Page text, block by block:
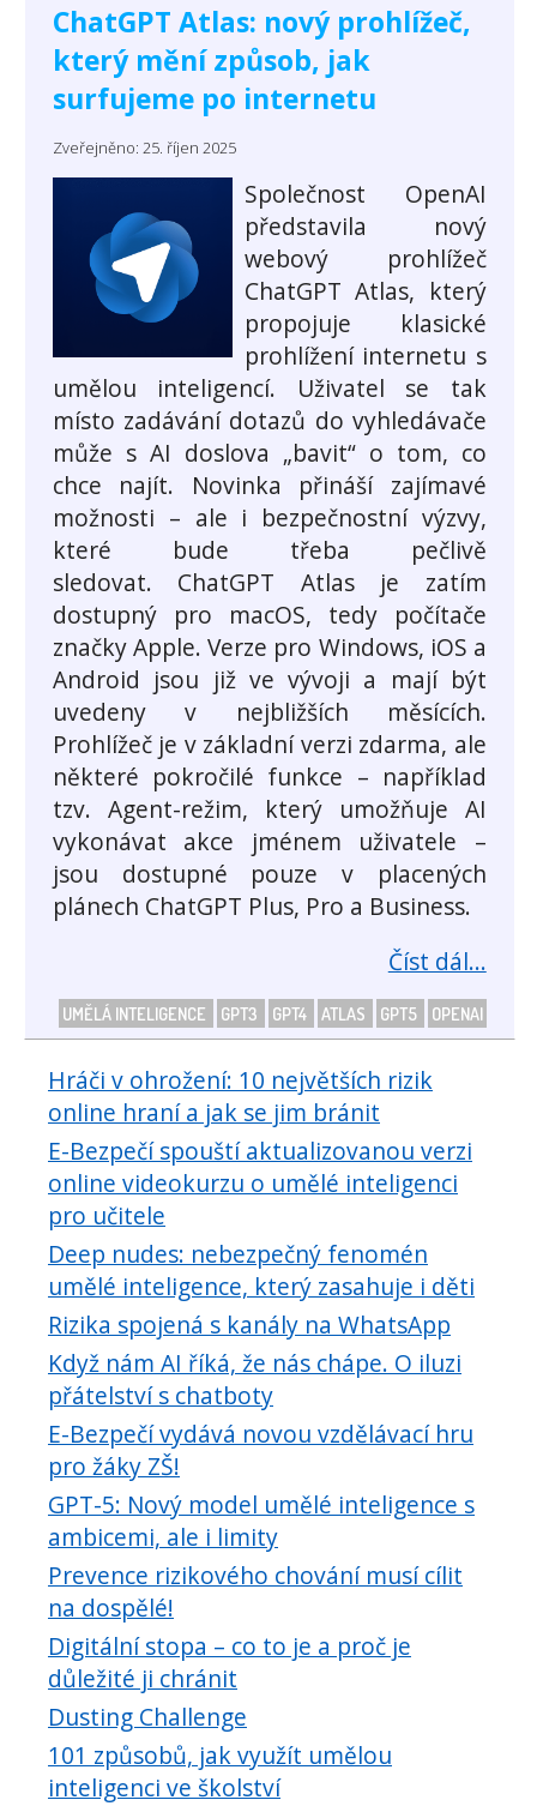
ChatGPT Atlas: nový prohlížeč,
který mění způsob, jak
surfujeme po internetu
Zveřejněno: 25. říjen 2025
Společnost OpenAI
představila nový
webový prohlížeč
ChatGPT Atlas, který
propojuje klasické
prohlížení internetu s
umělou inteligencí. Uživatel se tak
místo zadávání dotazů do vyhledávače
může s AI doslova „bavit“ o tom, co
chce najít. Novinka přináší zajímavé
možnosti – ale i bezpečnostní výzvy,
které bude třeba pečlivě
sledovat. ChatGPT Atlas je zatím
dostupný pro macOS, tedy počítače
značky Apple. Verze pro Windows, iOS a
Android jsou již ve vývoji a mají být
uvedeny v nejbližších měsících.
Prohlížeč je v základní verzi zdarma, ale
některé pokročilé funkce – například
tzv. Agent-režim, který umožňuje AI
vykonávat akce jménem uživatele –
jsou dostupné pouze v placených
plánech ChatGPT Plus, Pro a Business.
Číst dál...
UMĚLÁ INTELIGENCE GPT3 GPT4 ATLAS GPT5 OPENAI
Hráči v ohrožení: 10 největších rizik
online hraní a jak se jim bránit
E-Bezpečí spouští aktualizovanou verzi
online videokurzu o umělé inteligenci
pro učitele
Deep nudes: nebezpečný fenomén
umělé inteligence, který zasahuje i děti
Rizika spojená s kanály na WhatsApp
Když nám AI říká, že nás chápe. O iluzi
přátelství s chatboty
E-Bezpečí vydává novou vzdělávací hru
pro žáky ZŠ!
GPT-5: Nový model umělé inteligence s
ambicemi, ale i limity
Prevence rizikového chování musí cílit
na dospělé!
Digitální stopa – co to je a proč je
důležité ji chránit
Dusting Challenge
101 způsobů, jak využít umělou
inteligenci ve školství